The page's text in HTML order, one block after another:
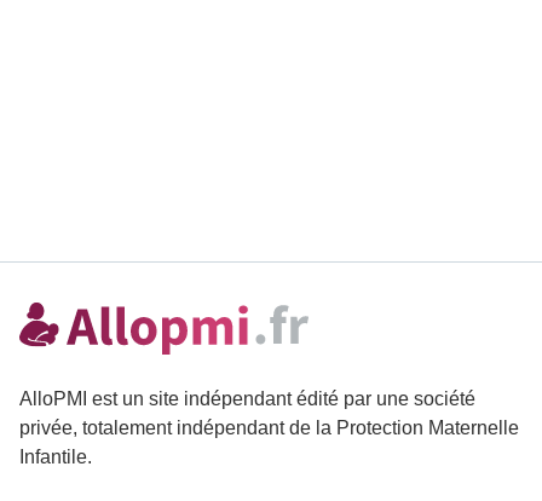
AlloPMI est un site indépendant édité par une société
privée, totalement indépendant de la Protection Maternelle
Infantile.